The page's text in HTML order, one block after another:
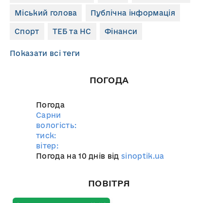
Міський голова Публічна інформація
Спорт ТЕБ та НС Фінанси
Показати всі теги
ПОГОДА
Погода
Сарни
вологість:
тиск:
вітер:
Погода на 10 днів відsinoptik.ua
ПОВІТРЯ